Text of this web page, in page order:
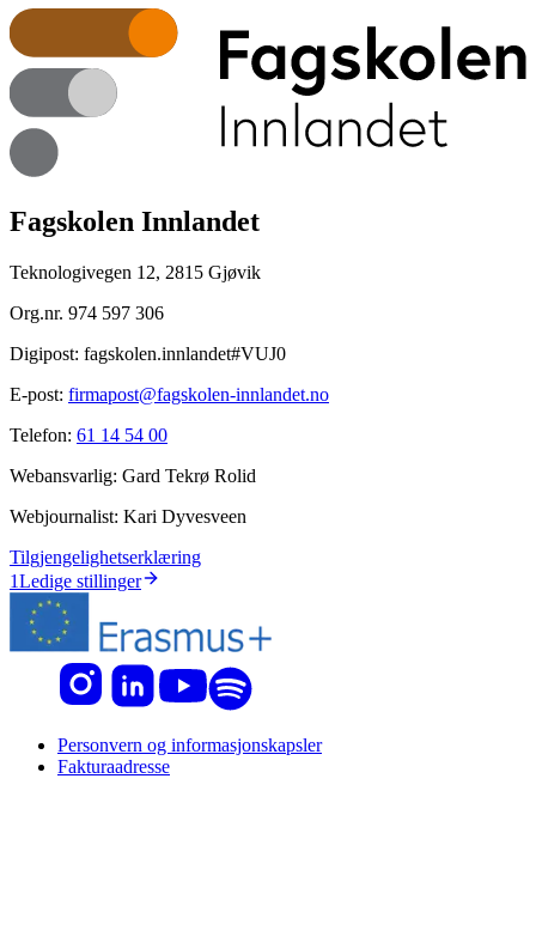
Fagskolen Innlandet
Teknologivegen 12, 2815 Gjøvik
Org.nr. 974 597 306
Digipost: fagskolen.innlandet#VUJ0
E-post: firmapost@fagskolen-innlandet.no
Telefon: 61 14 54 00
Webansvarlig: Gard Tekrø Rolid
Webjournalist: Kari Dyvesveen
Tilgjengelighetserklæring
1Ledige stillinger
Personvern og informasjonskapsler
Fakturaadresse